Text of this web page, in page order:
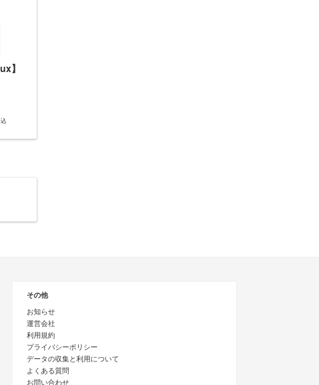
】
その他
お知らせ
運営会社
利用規約
プライバシーポリシー
データの収集と利用について
よくある質問
お問い合わせ